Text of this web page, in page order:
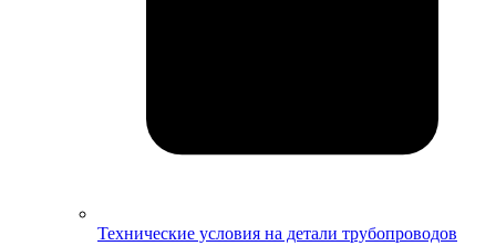
Технические условия на детали трубопроводов